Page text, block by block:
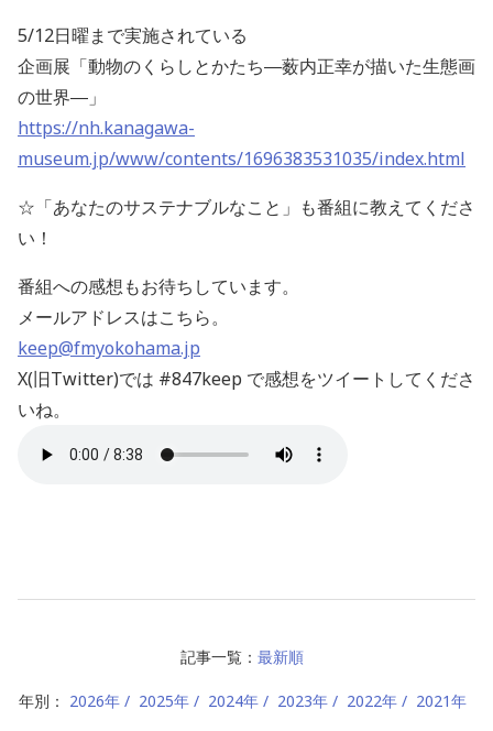
5/12日曜まで実施されている
企画展「動物のくらしとかたち―薮内正幸が描いた生態画
の世界―」
https://nh.kanagawa-
museum.jp/www/contents/1696383531035/index.html
☆「あなたのサステナブルなこと」も番組に教えてくださ
い！
番組への感想もお待ちしています。
メールアドレスはこちら。
keep@fmyokohama.jp
X(旧Twitter)では #847keep で感想をツイートしてくださ
いね。
記事一覧： 最新順
年別： 2026年 2025年 2024年 2023年 2022年 2021年